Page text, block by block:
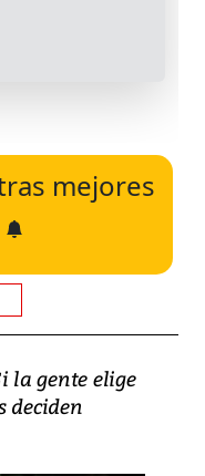
mejores
la gente elige
deciden